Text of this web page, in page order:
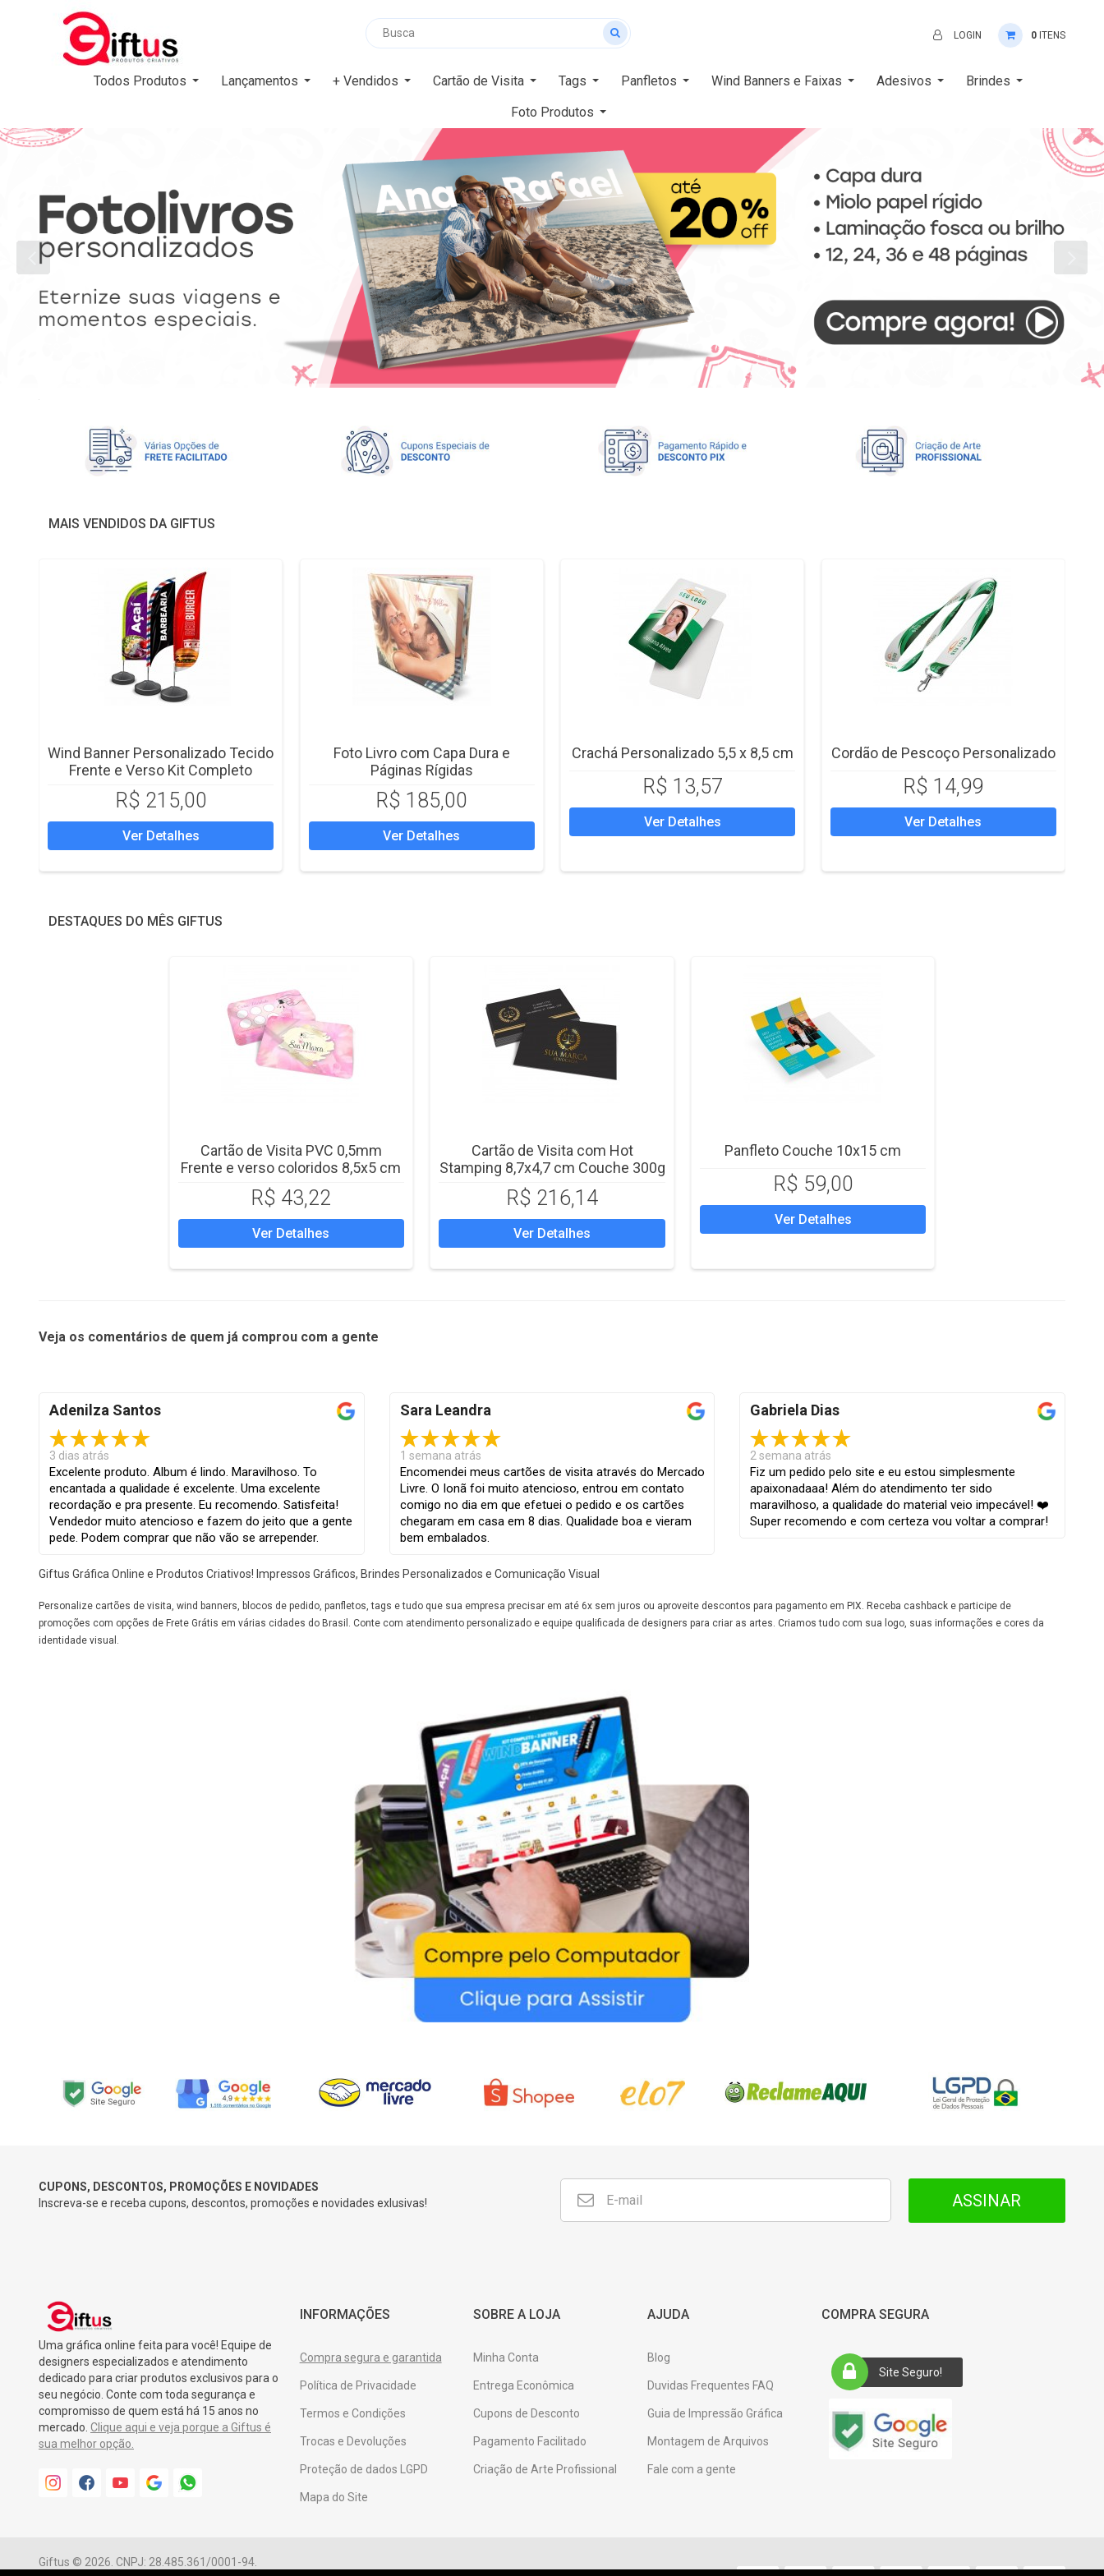
LOGIN 0 ITENS
Todos Produtos Lançamentos + Vendidos Cartão de Visita Tags Panfletos Wind Banners e Faixas Adesivos
Brindes
Foto Produtos
MAIS VENDIDOS DA GIFTUS
Wind Banner Personalizado Tecido
Frente e Verso Kit Completo
R$ 215,00
Ver Detalhes
Foto Livro com Capa Dura e
Páginas Rígidas
R$ 185,00
Ver Detalhes
Crachá Personalizado 5,5 x 8,5 cm
R$ 13,57
Ver Detalhes
Cordão de Pescoço Personalizado
R$ 14,99
Ver Detalhes
DESTAQUES DO MÊS GIFTUS
Cartão de Visita PVC 0,5mm
Frente e verso coloridos 8,5x5 cm
R$ 43,22
Ver Detalhes
Cartão de Visita com Hot
Stamping 8,7x4,7 cm Couche 300g
R$ 216,14
Ver Detalhes
Panfleto Couche 10x15 cm
R$ 59,00
Ver Detalhes
Veja os comentários de quem já comprou com a gente
Adenilza Santos
3 dias atrás
Excelente produto. Album é lindo. Maravilhoso. To
encantada a qualidade é excelente. Uma excelente
recordação e pra presente. Eu recomendo. Satisfeita!
Vendedor muito atencioso e fazem do jeito que a gente
pede. Podem comprar que não vão se arrepender.
Sara Leandra
1 semana atrás
Encomendei meus cartões de visita através do Mercado
Livre. O Ionã foi muito atencioso, entrou em contato
comigo no dia em que efetuei o pedido e os cartões
chegaram em casa em 8 dias. Qualidade boa e vieram
bem embalados.
Gabriela Dias
2 semana atrás
Fiz um pedido pelo site e eu estou simplesmente
apaixonadaaa! Além do atendimento ter sido
maravilhoso, a qualidade do material veio impecável! ❤️
Super recomendo e com certeza vou voltar a comprar!
Giftus Gráfica Online e Produtos Criativos! Impressos Gráficos, Brindes Personalizados e Comunicação Visual
Personalize cartões de visita, wind banners, blocos de pedido, panfletos, tags e tudo que sua empresa precisar em até 6x sem juros ou aproveite descontos para pagamento em PIX. Receba cashback e participe de
promoções com opções de Frete Grátis em várias cidades do Brasil. Conte com atendimento personalizado e equipe qualificada de designers para criar as artes. Criamos tudo com sua logo, suas informações e cores da
identidade visual.
CUPONS, DESCONTOS, PROMOÇÕES E NOVIDADES
Inscreva-se e receba cupons, descontos, promoções e novidades exlusivas!
E-
ASSINAR
Uma gráfica online feita para você! Equipe de
designers especializados e atendimento
dedicado para criar produtos exclusivos para o
seu negócio. Conte com toda segurança e
compromisso de quem está há 15 anos no
mercado. Clique aqui e veja porque a Giftus é
sua melhor opção.
INFORMAÇÕES
Compra segura e garantida
Política de Privacidade
Termos e Condições
Trocas e Devoluções
Proteção de dados LGPD
Mapa do Site
SOBRE A LOJA
Minha Conta
Entrega Econômica
Cupons de Desconto
Pagamento Facilitado
Criação de Arte Profissional
AJUDA
Blog
Duvidas Frequentes FAQ
Guia de Impressão Gráfica
Montagem de Arquivos
Fale com a gente
COMPRA SEGURA
Site Seguro!
Giftus © 2026. CNPJ: 28.485.361/0001-94.